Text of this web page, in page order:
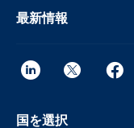
最新情報
国を選択